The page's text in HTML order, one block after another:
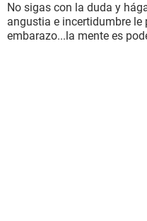
No sigas con la duda y
angustia e incertidumbre
embarazo...la mente es